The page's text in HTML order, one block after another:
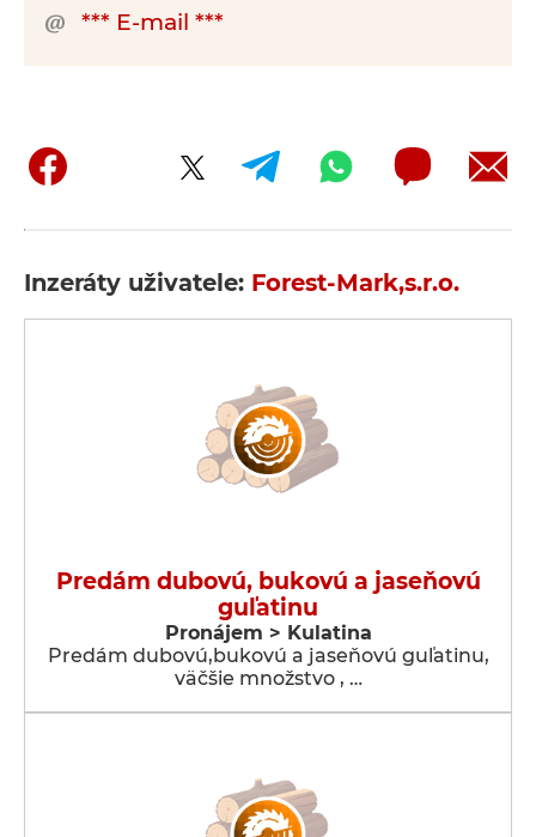
*** E-mail ***
Inzeráty uživatele: Forest-Mark,s.r.o.
Predám dubovú, bukovú a jaseňovú
guľatinu
Pronájem > Kulatina
Predám dubovú,bukovú a jaseňovú guľatinu,
väčšie množstvo , …